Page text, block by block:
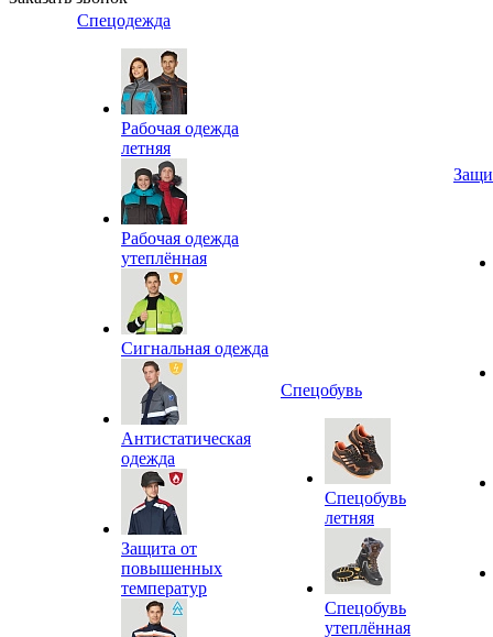
Спецодежда
Рабочая одежда
летняя
Рабочая одежда
утеплённая
Сигнальная одежда
Антистатическая
одежда
Защита от
повышенных
температур
Спецобувь
Спецобувь
летняя
Спецобувь
утеплённая